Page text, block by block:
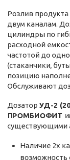
Розлив
двум каналам.
цилиндры по
расходной
частотой до
(стаканчики,
позицию
Обслуживают
Дозатор УД-2
ПРОМБИОФИТ
существующими
Наличие 2х
возможность